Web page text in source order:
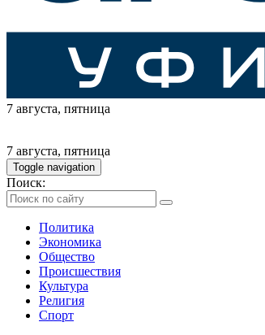
7 августа, пятница
7 августа, пятница
Toggle navigation
Поиск:
Политика
Экономика
Общество
Происшествия
Культура
Религия
Спорт